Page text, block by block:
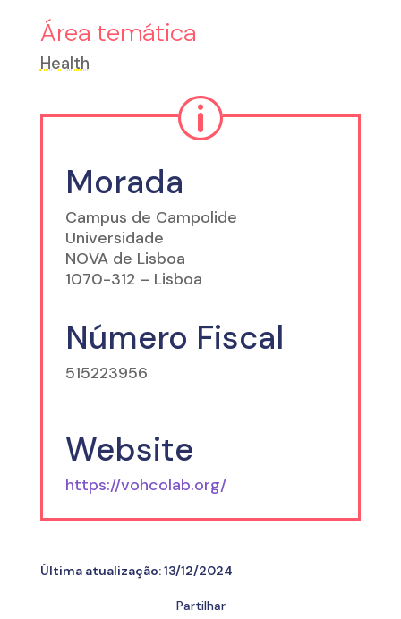
Área temática
Health
p
Morada
Campus de Campolide
Universidade
NOVA de Lisboa
1070-312 – Lisboa
Número Fiscal
515223956
Website
https://vohcolab.org/
Última atualização:13/12/2024
Partilhar